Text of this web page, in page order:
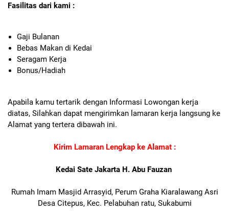
Fasilitas dari kami :
Gaji Bulanan
Bebas Makan di Kedai
Seragam Kerja
Bonus/Hadiah
Apabila kamu tertarik dengan Informasi Lowongan kerja
diatas, Silahkan dapat mengirimkan lamaran kerja langsung ke
Alamat yang tertera dibawah ini.
Kirim Lamaran Lengkap ke Alamat :
Kedai Sate Jakarta H. Abu Fauzan
Rumah Imam Masjid Arrasyid, Perum Graha Kiaralawang Asri
Desa Citepus, Kec. Pelabuhan ratu, Sukabumi